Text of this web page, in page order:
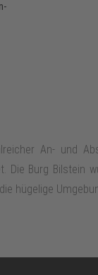
An- und
Burg Bilstein
hügelige